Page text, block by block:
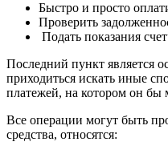
Быстро и просто
Проверить
Подать показания
Последний пункт является
приходиться искать иные
платежей, на котором он бы
Все операции могут быть
средства, относятся: